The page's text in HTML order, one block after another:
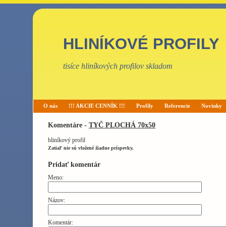
HLINÍKOVÉ PROFILY
tisíce hliníkových profilov skladom
O nás !!! AKCIE CENNÍK !!! Profily Referencie Novinky
Komentáre - TYČ PLOCHÁ 70x50
hliníkový profil
Zatiaľ nie sú vložené žiadne príspevky.
Pridať komentár
Meno:
Názov:
Komentár: